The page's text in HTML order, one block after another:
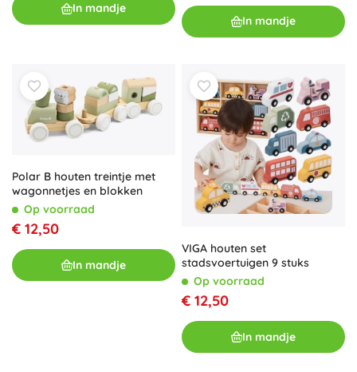
In mandje
In mandje
Polar B houten treintje met
wagonnetjes en blokken
Op voorraad
€ 12,50
In mandje
VIGA houten set
stadsvoertuigen 9 stuks
Op voorraad
€ 12,50
In mandje